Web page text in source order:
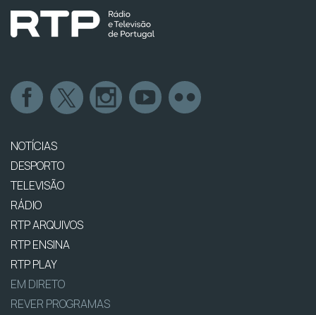
NOTÍCIAS
DESPORTO
TELEVISÃO
RÁDIO
RTP ARQUIVOS
RTP ENSINA
RTP PLAY
EM DIRETO
REVER PROGRAMAS